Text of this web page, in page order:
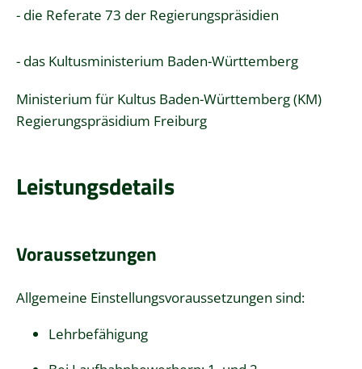
- die Referate 73 der Regierungspräsidien
- das Kultusministerium Baden-Württemberg
Ministerium für Kultus Baden-Württemberg (KM)
Regierungspräsidium Freiburg
Leistungsdetails
Voraussetzungen
Allgemeine Einstellungsvoraussetzungen sind:
Lehrbefähigung